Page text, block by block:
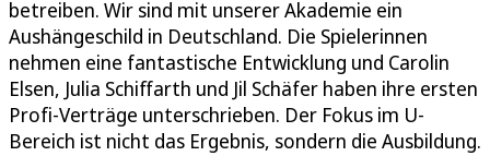
betreiben. Wir sind mit unserer Akademie ein
Aushängeschild in Deutschland. Die Spielerinnen
nehmen eine fantastische Entwicklung und Carolin
Elsen, Julia Schiffarth und Jil Schäfer haben ihre ersten
Profi-Verträge unterschrieben. Der Fokus im U-
Bereich ist nicht das Ergebnis, sondern die Ausbildung.